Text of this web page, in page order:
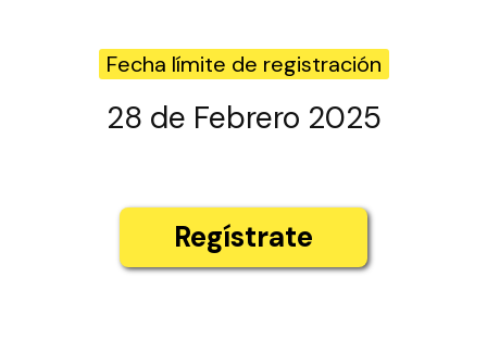
Fecha límite de registración
28 de Febrero 2025
Regístrate